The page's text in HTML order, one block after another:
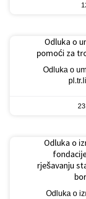
Odluka o
pomoći za
Odluka o
​Odluka o
rješavanju
​Odluka o